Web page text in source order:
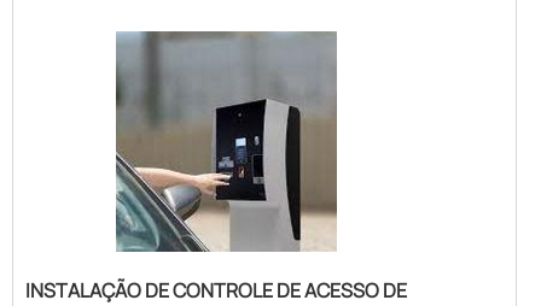
INSTALAÇÃO DE CONTROLE DE ACESSO DE